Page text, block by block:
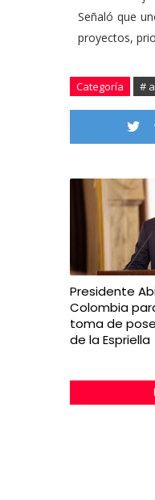
Señaló que
proyectos,
Categoría #
Presidente
Colombia
toma de
de la Espriella